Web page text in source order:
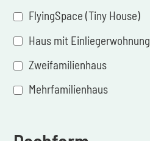
FlyingSpace (Tiny House)
Haus mit Einliegerwohnung
Zweifamilienhaus
Mehrfamilienhaus